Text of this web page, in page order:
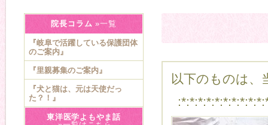
以下のものは、
院長コラム »一覧
『岐阜で活躍している保護団体
のご案内』
『里親募集のご案内』
『犬と猫は、元は天使だっ
た？！』
東洋医学よもやま話